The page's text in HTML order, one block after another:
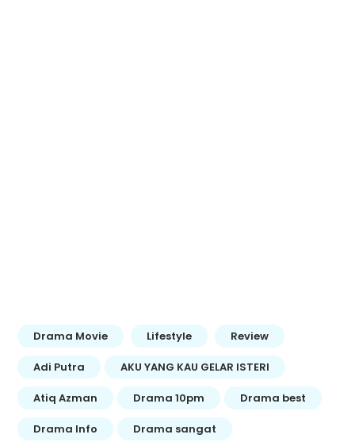
Drama Movie Lifestyle Review
Adi Putra AKU YANG KAU GELAR ISTERI
Atiq Azman Drama 10pm Drama best
Drama Info Drama sangat